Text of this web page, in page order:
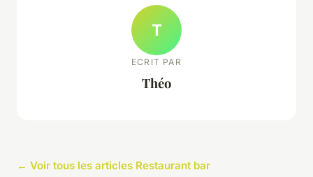
T
ECRIT PAR
Théo
← Voir tous les articles Restaurant bar